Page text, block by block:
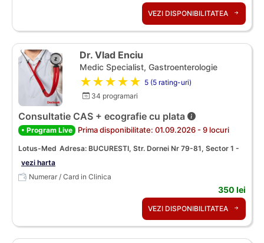
VEZI DISPONIBILITATEA
Dr. Vlad Enciu
Medic Specialist, Gastroenterologie
★★★★★ 5 (5 rating-uri)
34 programari
Consultatie CAS + ecografie cu plata
• Program Live Prima disponibilitate: 01.09.2026 - 9 locuri
Lotus-Med Adresa: BUCURESTI, Str. Dornei Nr 79-81, Sector 1 -
vezi harta
Numerar / Card in Clinica
350 lei
VEZI DISPONIBILITATEA